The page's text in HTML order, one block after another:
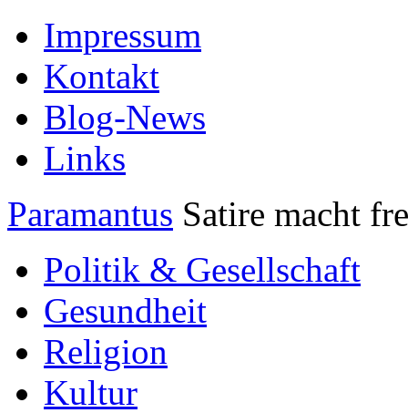
Impressum
Kontakt
Blog-News
Links
Paramantus Satire macht
Politik & Gesellschaft
Gesundheit
Religion
Kultur